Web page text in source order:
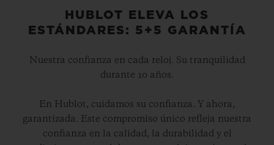
HUBLOT ELEVA LOS
ESTÁNDARES: 5+5 GARANTÍA
Nuestra confianza en cada reloj. Su tranquilidad
durante 10 años.
En Hublot, cuidamos su confianza. Y ahora,
garantizada. Este compromiso único refleja nuestra
confianza en la calidad, la durabilidad y el